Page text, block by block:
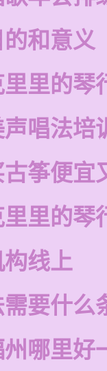
和意义
里的琴
唱法培
筝便宜
里的琴
线上
要什么
哪里好